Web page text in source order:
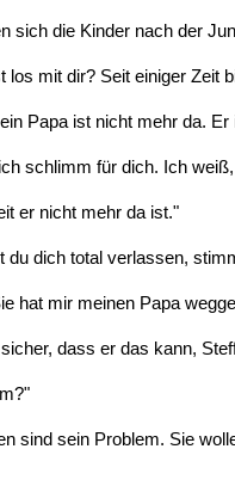
sich die Kinder nach der
los mit dir? Seit einiger Zeit
Papa ist nicht mehr da.
schlimm für dich. Ich
er nicht mehr da ist."
du dich total verlassen,
hat mir meinen Papa
dass er das kann,
sind sein Problem. Sie